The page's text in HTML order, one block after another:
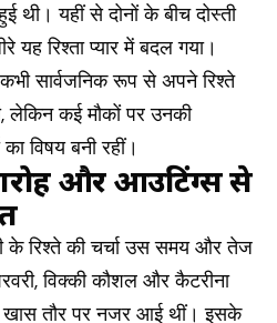
थी। यहीं से दोनों के बीच दोस्ती
यह रिश्ता प्यार में बदल गया।
कभी सार्वजनिक रूप से अपने रिश्ते
लेकिन कई मौकों पर उनकी
विषय बनी रहीं।
और आउटिंग्स से
के रिश्ते की चर्चा उस समय और तेज
विक्की कौशल और कैटरीना
खास तौर पर नजर आई थीं। इसके